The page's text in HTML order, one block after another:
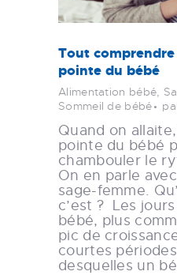
Tout
pointe du bébé
Alimentation bébé,
Sommeil de bébé
Quand on
pointe du bébé
chambouler le
On en parle
sage-femme.
c’est ? Les
bébé, plus
pic de
courtes
desquelles un